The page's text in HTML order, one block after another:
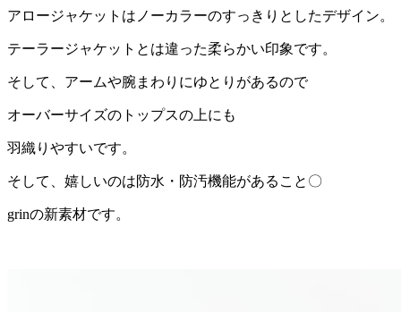
アロージャケットはノーカラーのすっきりとしたデザイン。
テーラージャケットとは違った柔らかい印象です。
そして、アームや腕まわりにゆとりがあるので
オーバーサイズのトップスの上にも
羽織りやすいです。
そして、嬉しいのは防水・防汚機能があること〇
grinの新素材です。